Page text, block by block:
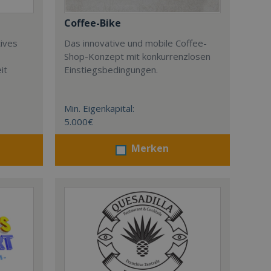
Coffee-Bike
Das innovative und mobile Coffee-
Shop-Konzept mit konkurrenzlosen
Einstiegsbedingungen.
Min. Eigenkapital:
5.000€
Merken